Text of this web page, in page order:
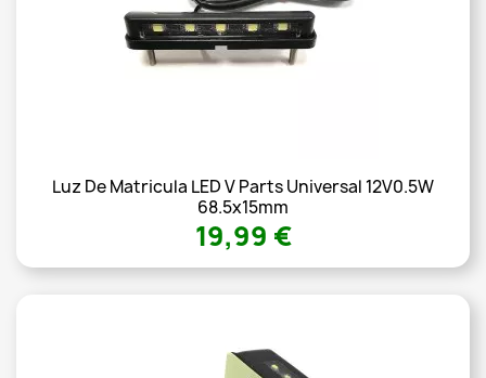
Luz De Matricula LED V Parts Universal 12V0.5W
68.5x15mm
19,99 €